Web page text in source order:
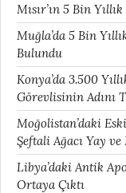
Mısır’ın 5 Bin
Muğla’da 5 Bin
Bulundu
Konya’da 3.500
Görevlisinin Adını
Moğolistan’daki
Şeftali Ağacı Yay ve
Libya’daki Antik
Ortaya Çıktı